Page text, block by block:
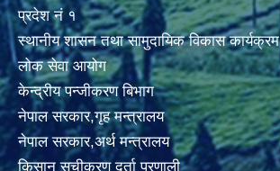
प्रदेश नं १
स्थानीय शासन तथा सामुदायिक विकास कार्यक्रम
लोक सेवा आयोग
केन्द्रीय पन्जीकरण बिभाग
नेपाल सरकार,गृह मन्त्रालय
नेपाल सरकार,अर्थ मन्त्रालय
किसान सूचीकरण दर्ता प्रणाली